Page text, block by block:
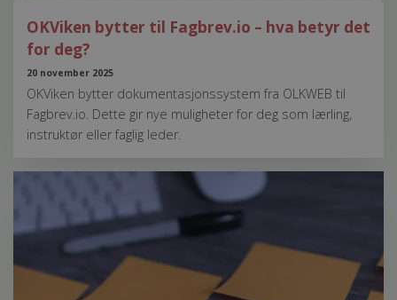
OKViken bytter til Fagbrev.io – hva betyr det
for deg?
20 november 2025
OKViken bytter dokumentasjonssystem fra OLKWEB til
Fagbrev.io. Dette gir nye muligheter for deg som lærling,
instruktør eller faglig leder.